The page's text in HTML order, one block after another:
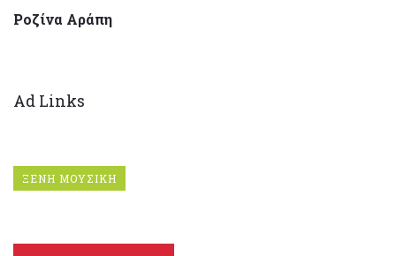
Ροζίνα Αράπη
Ad Links
ΞΕΝΗ ΜΟΥΣΙΚΗ